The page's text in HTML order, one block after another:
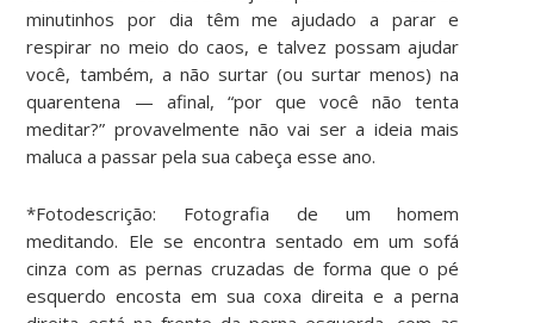
minutinhos por dia têm me ajudado a parar e
respirar no meio do caos, e talvez possam ajudar
você, também, a não surtar (ou surtar menos) na
quarentena — afinal, “por que você não tenta
meditar?” provavelmente não vai ser a ideia mais
maluca a passar pela sua cabeça esse ano.
*Fotodescrição: Fotografia de um homem
meditando. Ele se encontra sentado em um sofá
cinza com as pernas cruzadas de forma que o pé
esquerdo encosta em sua coxa direita e a perna